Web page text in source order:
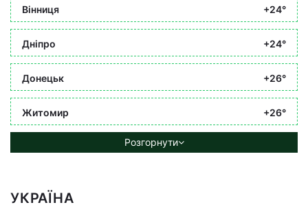
Вінниця +24°
Дніпро +24°
Донецьк +26°
Житомир +26°
Розгорнути
УКРАЇНА